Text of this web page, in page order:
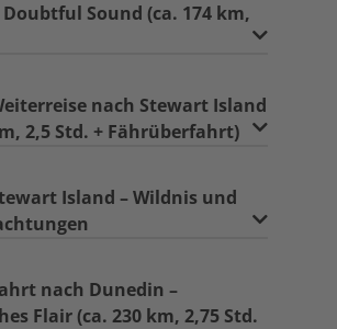
Sound (ca. 174 km,
nach Stewart Island
2,5 Std. + Fährüberfahrt)
Island – Wildnis und
nach Dunedin –
Flair (ca. 230 km, 2,75 Std.